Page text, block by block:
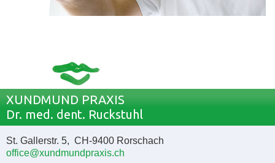
XUNDMUND PRAXIS
Dr. med. dent. Ruckstuhl
St. Gallerstr. 5, CH-9400 Rorschach
office@xundmundpraxis.ch